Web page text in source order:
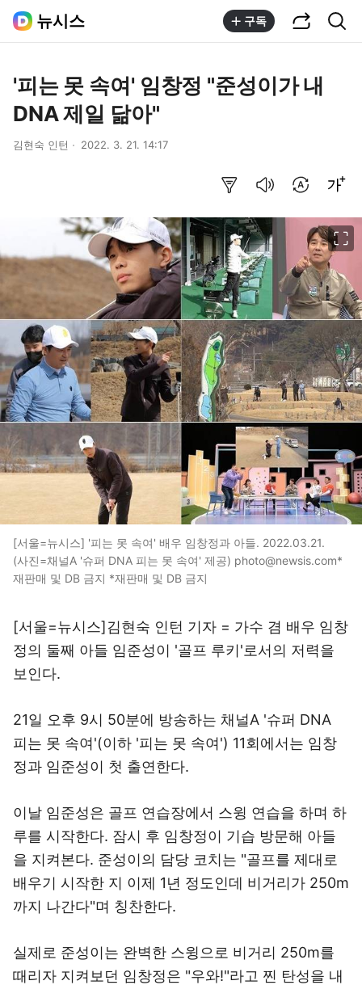
뉴시스 구독
'피는 못 속여' 임창정 "준성이가 내
DNA 제일 닮아"
김현숙 인턴 2022. 3. 21. 14:17
[서울=뉴시스] '피는 못 속여' 배우 임창정과 아들. 2022.03.21.
(사진=채널A '슈퍼 DNA 피는 못 속여' 제공) photo@newsis.com*
재판매 및 DB 금지 *재판매 및 DB 금지
[서울=뉴시스]김현숙 인턴 기자 = 가수 겸 배우 임창
정의 둘째 아들 임준성이 '골프 루키'로서의 저력을
보인다.
21일 오후 9시 50분에 방송하는 채널A '슈퍼 DNA
피는 못 속여'(이하 '피는 못 속여') 11회에서는 임창
정과 임준성이 첫 출연한다.
이날 임준성은 골프 연습장에서 스윙 연습을 하며 하
루를 시작한다. 잠시 후 임창정이 기습 방문해 아들
을 지켜본다. 준성이의 담당 코치는 "골프를 제대로
배우기 시작한 지 이제 1년 정도인데 비거리가 250m
까지 나간다"며 칭찬한다.
실제로 준성이는 완벽한 스윙으로 비거리 250m를
때리자 지켜보던 임창정은 "우와!"라고 찐 탄성을 내